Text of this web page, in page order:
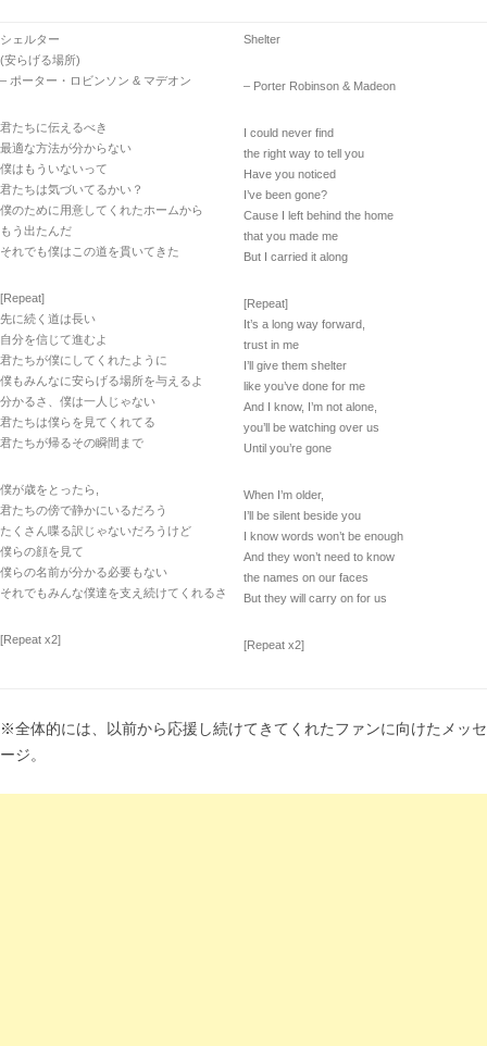
シェルター
(安らげる場所)
– ポーター・ロビンソン & マデオン
君たちに伝えるべき
最適な方法が分からない
僕はもういないって
君たちは気づいてるかい？
僕のために用意してくれたホームから
もう出たんだ
それでも僕はこの道を貫いてきた
[Repeat]
先に続く道は長い
自分を信じて進むよ
君たちが僕にしてくれたように
僕もみんなに安らげる場所を与えるよ
分かるさ、僕は一人じゃない
君たちは僕らを見てくれてる
君たちが帰るその瞬間まで
僕が歳をとったら,
君たちの傍で静かにいるだろう
たくさん喋る訳じゃないだろうけど
僕らの顔を見て
僕らの名前が分かる必要もない
それでもみんな僕達を支え続けてくれるさ
[Repeat x2]
Shelter
– Porter Robinson & Madeon
I could never find
the right way to tell you
Have you noticed
I’ve been gone?
Cause I left behind the home
that you made me
But I carried it along
[Repeat]
It’s a long way forward,
trust in me
I’ll give them shelter
like you’ve done for me
And I know, I’m not alone,
you’ll be watching over us
Until you’re gone
When I’m older,
I’ll be silent beside you
I know words won’t be enough
And they won’t need to know
the names on our faces
But they will carry on for us
[Repeat x2]
※全体的には、以前から応援し続けてきてくれたファンに向けたメッセ
ージ。